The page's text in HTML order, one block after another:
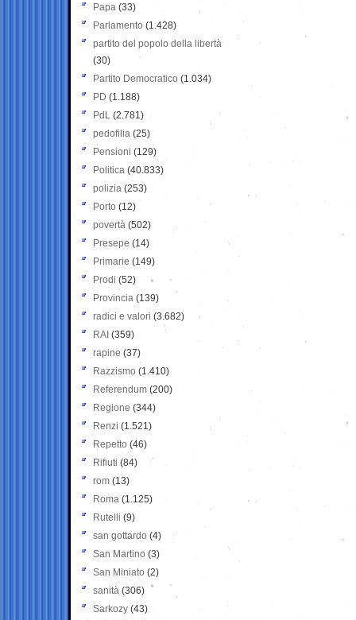
Papa (33)
Parlamento (1.428)
partito del popolo della libertà
(30)
Partito Democratico (1.034)
PD (1.188)
PdL (2.781)
pedofilia (25)
Pensioni (129)
Politica (40.833)
polizia (253)
Porto (12)
povertà (502)
Presepe (14)
Primarie (149)
Prodi (52)
Provincia (139)
radici e valori (3.682)
RAI (359)
rapine (37)
Razzismo (1.410)
Referendum (200)
Regione (344)
Renzi (1.521)
Repetto (46)
Rifiuti (84)
rom (13)
Roma (1.125)
Rutelli (9)
san gottardo (4)
San Martino (3)
San Miniato (2)
sanità (306)
Sarkozy (43)